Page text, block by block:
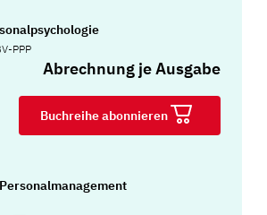
PPP
Abrechnung je Ausgabe
Buchreihe abonnieren